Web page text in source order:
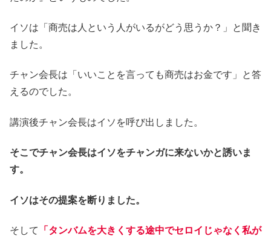
イソは「商売は人という人がいるがどう思うか？」と聞き
ました。
チャン会長は「いいことを言っても商売はお金です」と答
えるのでした。
講演後チャン会長はイソを呼び出しました。
そこでチャン会長はイソをチャンガに来ないかと誘いま
す。
イソはその提案を断りました。
そして
「タンバムを大きくする途中でセロイじゃなく私が